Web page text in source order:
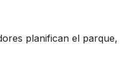
planifican el parque,